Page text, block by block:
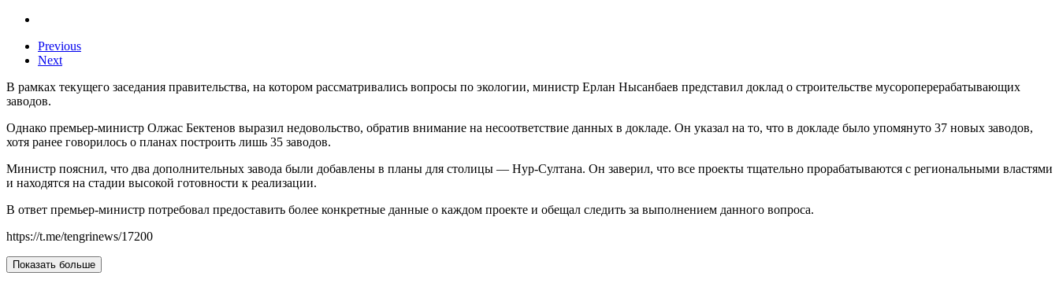
Previous
Next
В рамках текущего заседания правительства, на котором рассматривались вопросы по экологии, министр Ерлан Нысанбаев представил доклад о строительстве мусороперерабатывающих
заводов.
Однако премьер-министр Олжас Бектенов выразил недовольство, обратив внимание на несоответствие данных в докладе. Он указал на то, что в докладе было упомянуто 37 новых заводов,
хотя ранее говорилось о планах построить лишь 35 заводов.
Министр пояснил, что два дополнительных завода были добавлены в планы для столицы — Нур-Султана. Он заверил, что все проекты тщательно прорабатываются с региональными властями
и находятся на стадии высокой готовности к реализации.
В ответ премьер-министр потребовал предоставить более конкретные данные о каждом проекте и обещал следить за выполнением данного вопроса.
https://t.me/tengrinews/17200
Показать больше